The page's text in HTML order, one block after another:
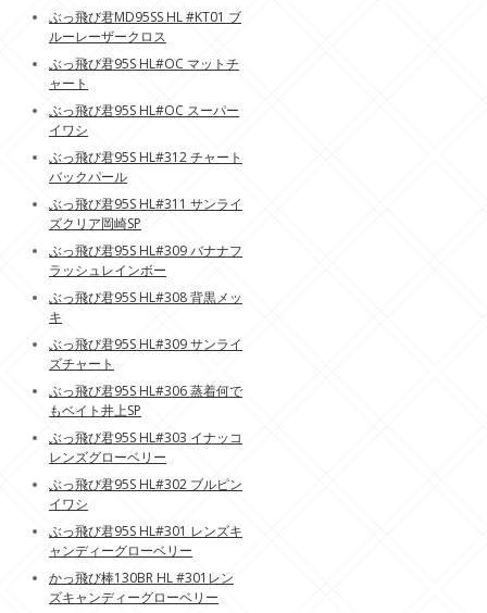
ぶっ飛び君MD95SS HL #KT01 ブ
ルーレーザークロス
ぶっ飛び君95S HL#OC マットチ
ャート
ぶっ飛び君95S HL#OC スーパー
イワシ
ぶっ飛び君95S HL#312 チャート
バックパール
ぶっ飛び君95S HL#311 サンライ
ズクリア岡崎SP
ぶっ飛び君95S HL#309 バナナフ
ラッシュレインボー
ぶっ飛び君95S HL#308 背黒メッ
キ
ぶっ飛び君95S HL#309 サンライ
ズチャート
ぶっ飛び君95S HL#306 蒸着何で
もベイト井上SP
ぶっ飛び君95S HL#303 イナッコ
レンズグローベリー
ぶっ飛び君95S HL#302 ブルピン
イワシ
ぶっ飛び君95S HL#301 レンズキ
ャンディーグローベリー
かっ飛び棒130BR HL #301レン
ズキャンディーグローベリー